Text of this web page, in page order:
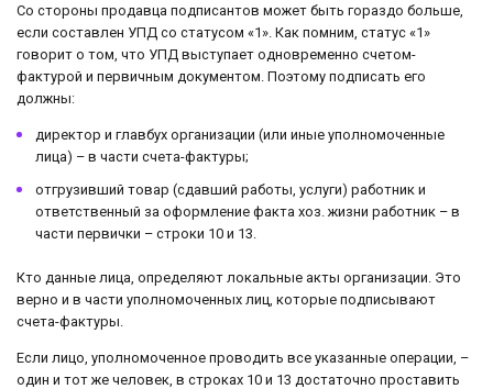
Со стороны продавца подписантов может быть гораздо больше,
если составлен УПД со статусом «1». Как помним, статус «1»
говорит о том, что УПД выступает одновременно счетом-
фактурой и первичным документом. Поэтому подписать его
должны:
директор и главбух организации (или иные уполномоченные
лица) – в части счета-фактуры;
отгрузивший товар (сдавший работы, услуги) работник и
ответственный за оформление факта хоз. жизни работник – в
части первички – строки 10 и 13.
Кто данные лица, определяют локальные акты организации. Это
верно и в части уполномоченных лиц, которые подписывают
счета-фактуры.
Если лицо, уполномоченное проводить все указанные операции, –
один и тот же человек, в строках 10 и 13 достаточно проставить